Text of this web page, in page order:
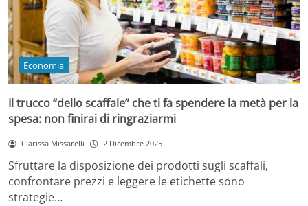
Economia
Il trucco “dello scaffale” che ti fa spendere la metà per la
spesa: non finirai di ringraziarmi
Clarissa Missarelli 2 Dicembre 2025
Sfruttare la disposizione dei prodotti sugli scaffali,
confrontare prezzi e leggere le etichette sono
strategie…